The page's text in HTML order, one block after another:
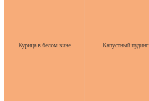
Курица в белом вине Капустный пудинг